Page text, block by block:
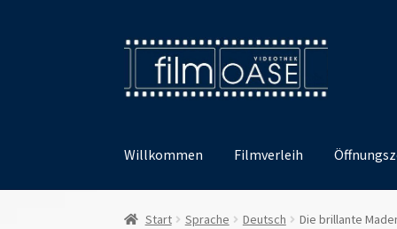
Zur
Navigation
springen
Zum
Inhalt
springen
Willkommen Filmverleih
Start Sprache Deutsch Die brillante